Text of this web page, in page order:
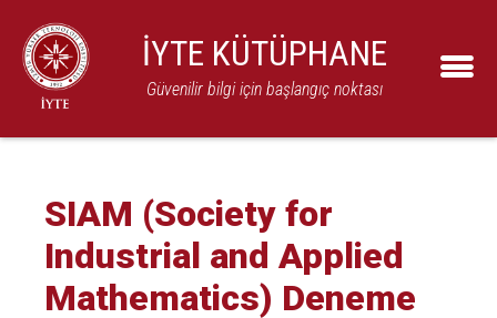
İYTE KÜTÜPHANE
Güvenilir bilgi için başlangıç noktası
SIAM (Society for
Industrial and Applied
Mathematics) Deneme